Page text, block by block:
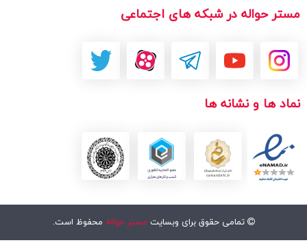
مستر حواله در شبکه های اجتماعی
نماد ها و نشانه ها
تمامی حقوق برای وبسایت مستر حواله محفوظ است.